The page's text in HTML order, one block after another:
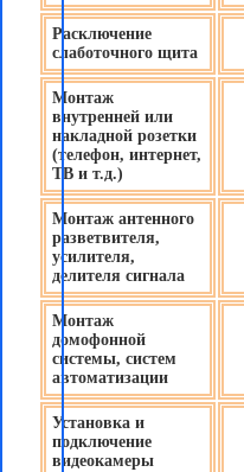
Расключение
слаботочного щита
Монтаж
внутренней или
накладной розетки
(телефон, интернет,
ТВ и т.д.)
Монтаж антенного
разветвителя,
усилителя,
делителя сигнала
Монтаж
домофонной
системы, систем
автоматизации
Установка и
подключение
видеокамеры